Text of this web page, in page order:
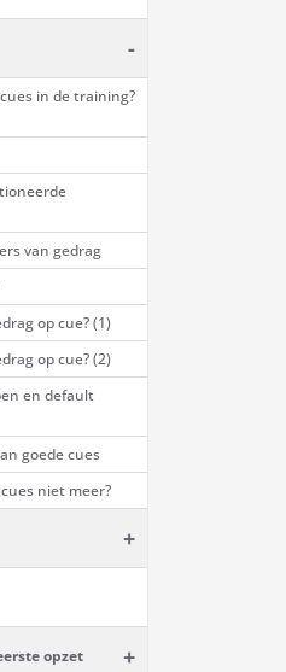
-
in de training?
van gedrag
op cue? (1)
op cue? (2)
en default
goede cues
niet meer?
+
opzet +